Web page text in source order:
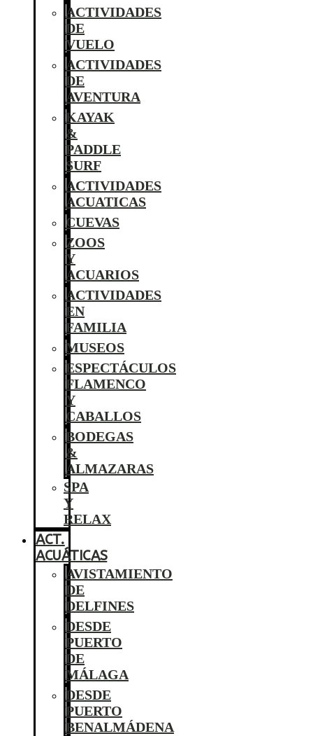
ACTIVIDADES
DE
VUELO
ACTIVIDADES
DE
AVENTURA
KAYAK
&
PADDLE
SURF
ACTIVIDADES
ACUATICAS
CUEVAS
ZOOS
Y
ACUARIOS
ACTIVIDADES
EN
FAMILIA
MUSEOS
ESPECTÁCULOS
FLAMENCO
Y
CABALLOS
BODEGAS
&
ALMAZARAS
SPA
Y
RELAX
ACT.
ACUÁTICAS
AVISTAMIENTO
DE
DELFINES
DESDE
PUERTO
DE
MÁLAGA
DESDE
PUERTO
BENALMÁDENA